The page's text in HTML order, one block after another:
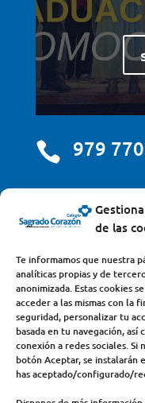
de las
Te informamos que nuestra
analíticas propias y de
anonimizada. Estas cookies
acceder a las mismas con la
seguridad, personalizar tu
basada en tu navegación,
conexión a redes sociales.
botón Aceptar, se instalarán
has aceptado/configurado/
 979
Colegio y
Avda. Castilla y
(Palencia) –